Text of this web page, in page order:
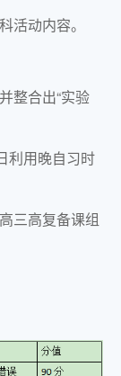
活动内容。
整合出“实验
利用晚自习时
三高复备课组